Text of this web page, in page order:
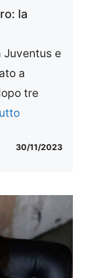
la
e
a
tre
30/11/2023